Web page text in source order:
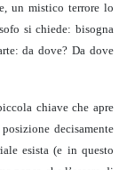
un mistico terrore lo
si chiede: bisogna
da dove? Da dove
chiave che apre
decisamente
esista (e in questo